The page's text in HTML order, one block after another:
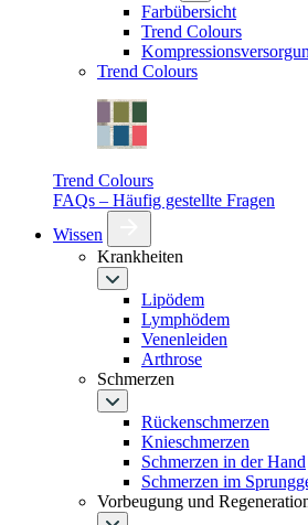
Farbübersicht
Trend Colours
Trend Colours
Trend Colours
FAQs – Häufig gestellte Fragen
Wissen
Krankheiten
Lipödem
Lymphödem
Venenleiden
Arthrose
Schmerzen
Rückenschmerzen
Knieschmerzen
Schmerzen in der Hand
Schmerzen im
Vorbeugung und